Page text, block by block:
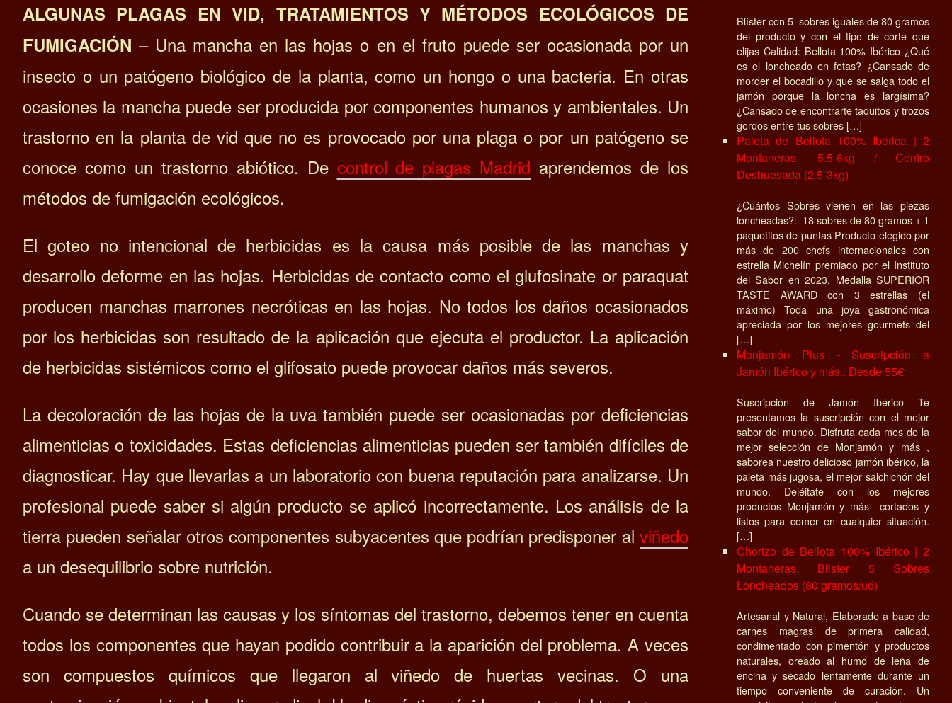
ALGUNAS PLAGAS EN VID, TRATAMIENTOS Y MÉTODOS ECOLÓGICOS DE
FUMIGACIÓN – Una mancha en las hojas o en el fruto puede ser ocasionada por un
insecto o un patógeno biológico de la planta, como un hongo o una bacteria. En otras
ocasiones la mancha puede ser producida por componentes humanos y ambientales. Un
trastorno en la planta de vid que no es provocado por una plaga o por un patógeno se
conoce como un trastorno abiótico. De control de plagas Madrid aprendemos de los
métodos de fumigación ecológicos.
El goteo no intencional de herbicidas es la causa más posible de las manchas y
desarrollo deforme en las hojas. Herbicidas de contacto como el glufosinate or paraquat
producen manchas marrones necróticas en las hojas. No todos los daños ocasionados
por los herbicidas son resultado de la aplicación que ejecuta el productor. La aplicación
de herbicidas sistémicos como el glifosato puede provocar daños más severos.
La decoloración de las hojas de la uva también puede ser ocasionadas por deficiencias
alimenticias o toxicidades. Estas deficiencias alimenticias pueden ser también difíciles de
diagnosticar. Hay que llevarlas a un laboratorio con buena reputación para analizarse. Un
profesional puede saber si algún producto se aplicó incorrectamente. Los análisis de la
tierra pueden señalar otros componentes subyacentes que podrían predisponer al viñedo
a un desequilibrio sobre nutrición.
Cuando se determinan las causas y los síntomas del trastorno, debemos tener en cuenta
todos los componentes que hayan podido contribuir a la aparición del problema. A veces
son compuestos químicos que llegaron al viñedo de huertas vecinas. O una
Blíster con 5 sobres iguales de 80 gramos
del producto y con el tipo de corte que
elijas Calidad: Bellota 100% Ibérico ¿Qué
es el loncheado en fetas? ¿Cansado de
morder el bocadillo y que se salga todo el
jamón porque la loncha es largísima?
¿Cansado de encontrarte taquitos y trozos
gordos entre tus sobres […]
Paleta de Bellota 100% Ibérica | 2
Montaneras, 5.5-6kg / Centro
Deshuesada (2.5-3kg)
¿Cuántos Sobres vienen en las piezas
loncheadas?: 18 sobres de 80 gramos + 1
paquetitos de puntas Producto elegido por
más de 200 chefs internacionales con
estrella Michelín premiado por el Instituto
del Sabor en 2023. Medalla SUPERIOR
TASTE AWARD con 3 estrellas (el
máximo) Toda una joya gastronómica
apreciada por los mejores gourmets del
[…]
Monjamón Plus - Suscripción a
Jamón Ibérico y más.. Desde 55€
Suscripción de Jamón Ibérico Te
presentamos la suscripción con el mejor
sabor del mundo. Disfruta cada mes de la
mejor selección de Monjamón y más ,
saborea nuestro delicioso jamón ibérico, la
paleta más jugosa, el mejor salchichón del
mundo. Deléitate con los mejores
productos Monjamón y más cortados y
listos para comer en cualquier situación.
[…]
Chorizo de Bellota 100% Ibérico | 2
Montaneras, Blister 5 Sobres
Loncheados (80 gramos/ud)
Artesanal y Natural, Elaborado a base de
carnes magras de primera calidad,
condimentado con pimentón y productos
naturales, oreado al humo de leña de
encina y secado lentamente durante un
tiempo conveniente de curación. Un